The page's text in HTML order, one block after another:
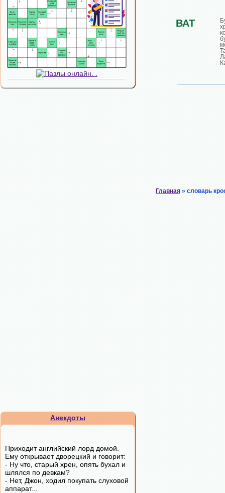
Анекдоты
Приходит английский лорд домой.
Ему открывает дворецкий и говорит:
- Ну что, старый хрен, опять бухал и
шлялся по девкам?
- Нет, Джон, ходил покупать слуховой
аппарат...
ВАТ
Главная » словарь